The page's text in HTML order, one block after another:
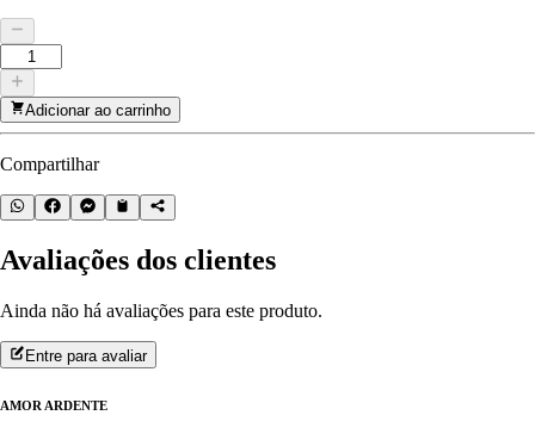
Adicionar ao carrinho
Compartilhar
Avaliações dos clientes
Ainda não há avaliações para este produto.
Entre para avaliar
AMOR ARDENTE